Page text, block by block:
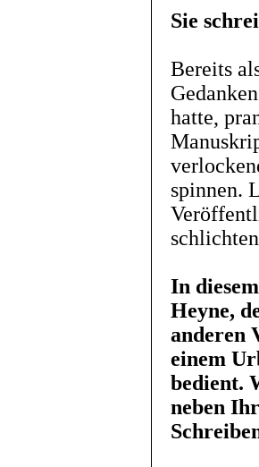
Sie
Bereits
hatte,
spinnen.
In
Heyne,
anderen
einem
bedient.
neben